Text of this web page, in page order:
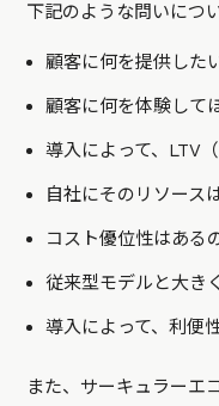
下記のような問いにつ
顧客に何を提供した
顧客に何を体験して
導入によって、LTV
自社にそのリソース
コスト優位性はある
従来型モデルと大き
導入によって、利便
また、サーキュラーエ